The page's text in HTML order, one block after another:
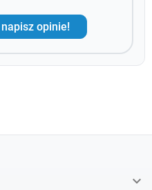
opinie!
